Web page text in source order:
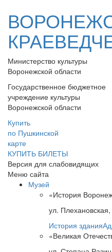
Министерство культуры
Воронежской области
Государственное бюджетное
учреждение культуры
Воронежской области
Купить
по Пушкинской
карте
КУПИТЬ БИЛЕТЫ
Версия для слабовидящих
Меню сайта
Музей
«История
ул.
История здания
«Великая